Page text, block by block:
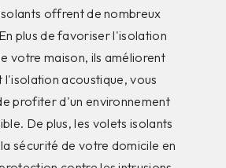
offrent de nombreux
plus de favoriser l'isolation
votre maison, ils améliorent
l'isolation acoustique, vous
profiter d'un environnement
De plus, les volets isolants
sécurité de votre domicile en